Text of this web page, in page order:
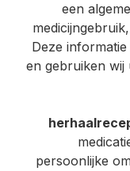
een
Deze
en gebruiken wij
persoonlijke